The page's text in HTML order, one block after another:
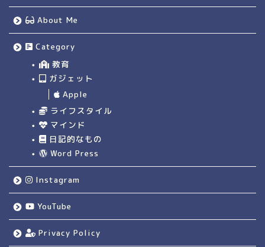
About Me
Category
教育
ガジェット
Apple
ライフスタイル
マインド
日記的なもの
Word Press
Instagram
YouTube
Privacy Policy